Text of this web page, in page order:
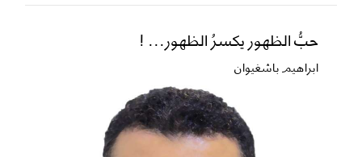
حبُّ الظهور يكسرُ الظهور... !
ابراهيم باشغيوان